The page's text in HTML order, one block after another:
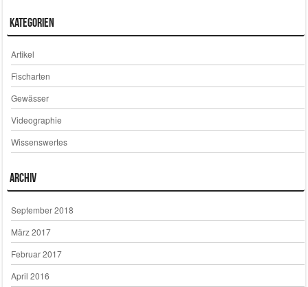
Kategorien
Artikel
Fischarten
Gewässer
Videographie
Wissenswertes
Archiv
September 2018
März 2017
Februar 2017
April 2016